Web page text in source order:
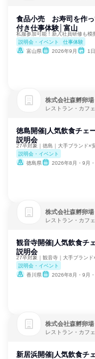
食品小売 お寿司を作
付き仕事体験│富山
私服参加可能！新入社員研修も模
説明会・イベント
仕事体験
富山県
2026年9月 1日
株式会社森孵卵場
レストラン・カフ
徳島開催|人気飲食チェ
説明会
27卒対象｜徳島｜大手ブランド×
説明会・イベント
徳島県
2026年8月・9月
株式会社森孵卵場
レストラン・カフ
観音寺開催|人気飲食チ
説明会
27卒対象｜観音寺｜大手ブラン
説明会・イベント
香川県
2026年8月・9月
株式会社森孵卵場
レストラン・カフ
新居浜開催|人気飲食チ